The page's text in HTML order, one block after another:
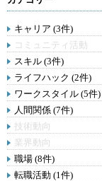
キャリア (3件)
コミュニティ活動
スキル (3件)
ライフハック (2件)
ワークスタイル (5件)
人間関係 (7件)
技術動向
業界動向
職場 (8件)
転職活動 (1件)